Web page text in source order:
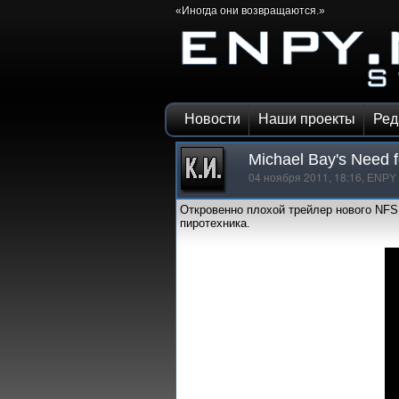
«Иногда они возвращаются.»
Новости Наши проекты
Michael Bay's Need
04 ноября 2011, 18:16, ENPY
Откровенно плохой трейлер нового
пиротехника.